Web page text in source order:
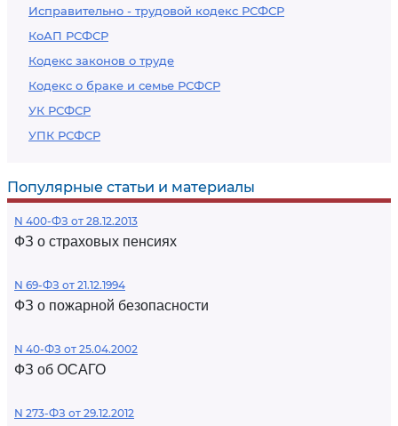
Исправительно - трудовой кодекс РСФСР
КоАП РСФСР
Кодекс законов о труде
Кодекс о браке и семье РСФСР
УК РСФСР
УПК РСФСР
Популярные статьи и материалы
N 400-ФЗ от 28.12.2013
ФЗ о страховых пенсиях
N 69-ФЗ от 21.12.1994
ФЗ о пожарной безопасности
N 40-ФЗ от 25.04.2002
ФЗ об ОСАГО
N 273-ФЗ от 29.12.2012